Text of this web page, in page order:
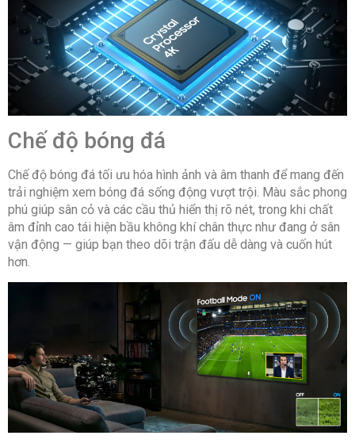
Kết nối
không
dây với
thoại,
máy tính
bảng:
Sound Mirroring
Kết nối
Bàn
phím,
chuột:
Có
Tương
-Tìm kiếm bằng
giọng nói tiếng Việt
trên YouTube
-Điều khiển giọng
nói Bixby Tiếng
Việt
-Remote Control
App
Chế độ bóng đá
Chế độ bóng đá tối ưu hóa hình ảnh và âm thanh để mang đến
trải nghiệm xem bóng đá sống động vượt trội. Màu sắc phong
phú giúp sân cỏ và các cầu thủ hiển thị rõ nét, trong khi chất
âm đỉnh cao tái hiện bầu không khí chân thực như đang ở sân
vận động — giúp bạn theo dõi trận đấu dễ dàng và cuốn hút
hơn.